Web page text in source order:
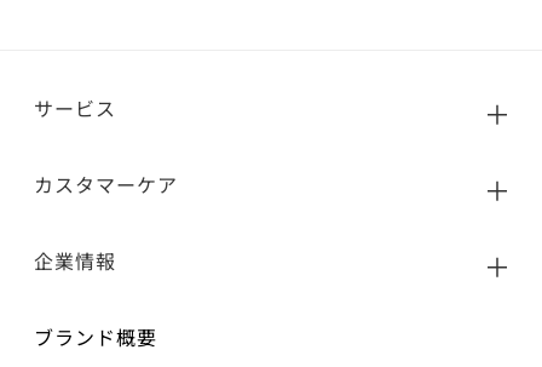
サービス
カスタマーケア
企業情報
ブランド概要